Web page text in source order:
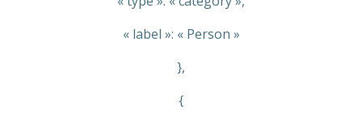
« label »: « Person »
},
{